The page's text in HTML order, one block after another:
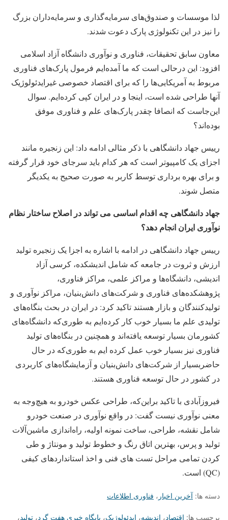
لذا موسسات و صندوق‌های سرمایه‌گذاری و سرمایه‌داران بزرگ
را نیز در این تکنولوژی پارک دعوت شدند.
معاون سابق تحقیقات، فناوری و نوآوری دانشگاه آزاد اسلامی
افزود: این درحالی است که ما آمده‌ایم فرمول پارک‌های فناوری
مربوط به آمریکایی‌ها را که برای اقتصاد خصوصی غیرایدئولوژیک
آنها طراحی شده است، اینجا و در ایران کپی کرده‌ایم. سوال
این‌جاست که انصافا چقدر پارک‌های علم و فناوری موفق
بوده‌اند؟
رییس جهاد دانشگاهی با ذکر مثالی ادامه داد: این زنجیره مانند
اجزای یک کامپیوتر است که هر کدام باید سرجای خود قرار گرفته
و برای بهره برداری توسط کاربر به صورت صحیح به یکدیگر
متصل شوند.
جهاد دانشگاهی چه اقدام اساسی می تواند در اصلاح ساختار نظام
نوآوری ایران انجام دهد؟
رییس جهاد دانشگاهی در ادامه با اشاره به اجزا یک زنجیره تولید
ارزش و ثروت در جامعه که شامل اندیشکده، کرسی آزاد
اندیشی، دانشگاه‌ها و مراکز علمی، مراکز فناوری،
پژوهشکده‌های فناوری و شرکت‌های دانش‌بنیان، مراکز نوآوری و
تولیدکنندگان و بازار هستند تاکید کرد: در ایران در بحث بنگاه‌های
تولیدی علم ما بسیار خوب کار کرده‌ایم به طوری‌که دانشگاه‌های
کشورمان بسیار توسعه یافته‌اند و همچنین در بنگاه‌های تولید
فناوری نیز بسیار خوب عمل کرده ایم به طوری‌که در حال
حاضربسیار از شرکت‌های دانش‌بنیان و آزمایشگاه‌های کاربردی
در کشور در حال توسعه فناوری هستند.
فیروزآبادی با تاکید براین‌که، طراحی عکس خودرو به هیچ‌وجه به
معنی نوآوری نیست گفت: در واقع نوآوری در صنعت خودرو
شامل نقشه، طراحی، ساخت نمونه اولیه، راه‌اندازی ماشین‌آلات
تولید و پرس، بهترین اتاق رنگ و خطوط تولید و مونتاژ و طی
کردن تمامی مراحل تست های فنی و اخذ استانداردهای کیفی
(QC) است.
دسته ها: آخرین اخبار ، فناوری اطلاعات
برچسب ها: اقتصاد، اندیشه، ایدئولوژیک، پایگاه خبری هفت گرد، تولید،